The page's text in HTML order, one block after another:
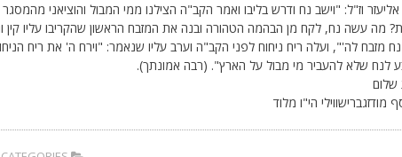
אליעזר וז"ל: "וישב נח ודרש בליבו ואמר הקב"ה הצילנו ממי המבול והוציאני מהמסגר
מה עשה נח, לקח מן הבהמה הטהורה ובנה את המזבח הראשון שהקריבו עליו קין
נח מזבח לה'", ועלה ריח ניחוח לפני הקב"ה וערב עליו שנאמר: "וירח ה' את ריח
לנח שלא להעביר מי מבול על הארץ". (רבה אמונתך).
מודזגברישווילי הי"ו מלוד